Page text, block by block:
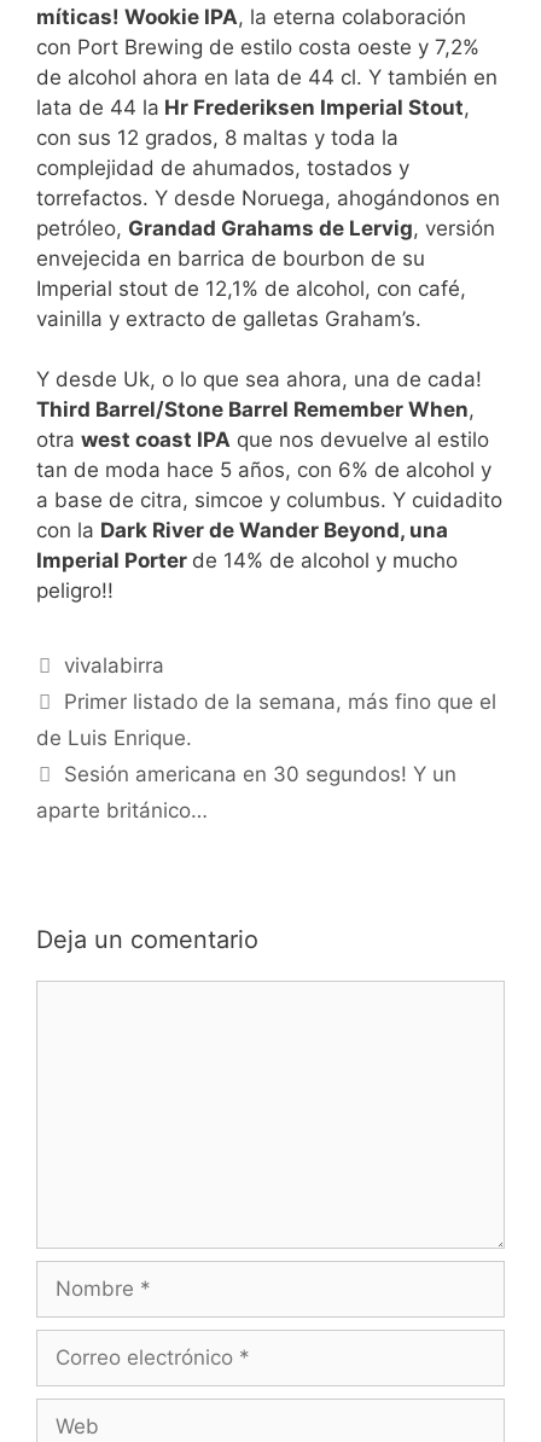
míticas! Wookie IPA, la eterna colaboración
con Port Brewing de estilo costa oeste y 7,2%
de alcohol ahora en lata de 44 cl. Y también en
lata de 44 la Hr Frederiksen Imperial Stout,
con sus 12 grados, 8 maltas y toda la
complejidad de ahumados, tostados y
torrefactos. Y desde Noruega, ahogándonos en
petróleo, Grandad Grahams de Lervig, versión
envejecida en barrica de bourbon de su
Imperial stout de 12,1% de alcohol, con café,
vainilla y extracto de galletas Graham’s.
Y desde Uk, o lo que sea ahora, una de cada!
Third Barrel/Stone Barrel Remember When,
otra west coast IPA que nos devuelve al estilo
tan de moda hace 5 años, con 6% de alcohol y
a base de citra, simcoe y columbus. Y cuidadito
con la Dark River de Wander Beyond, una
Imperial Porter de 14% de alcohol y mucho
peligro!!
Categorías
vivalabirra
Primer listado de la semana, más fino que el
de Luis Enrique.
Sesión americana en 30 segundos! Y un
aparte británico…
Deja un comentario
Nombre
Correo
Web